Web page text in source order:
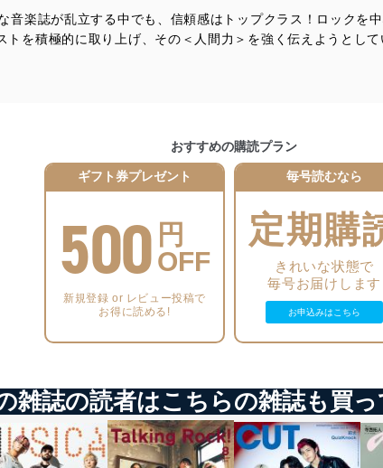
性及び安全性を確保するために、下記セキュリティ対策をはじめ
の防止及び是正に努めます。
れているユーザー制御機能（ユーザーアカウント制御）により、
従業者を識別・認証しています。
扱う機器等のオペレーティングシステムを最新の状態に保持してい
扱う機器等にセキュリティ対策ソフトウェア等を導入し、自動更
伴う漏洩等の防止
ネジメントレビューの機会を通じて、個人情報保護マネジメント
音楽誌が乱立する中でも、信頼感はトップクラス！ロックを
トを積極的に取り上げ、その＜人間力＞を強く伝えようとして
おすすめの購読プラン
ギフト券プレゼント
500 円
OFF
新規登録 or レビュー投稿で
お得に読める!
毎号読むなら
定期購
きれいな状態で
毎号お届けします
お申込みはこちら
雑誌の読者はこちらの雑誌も買っ